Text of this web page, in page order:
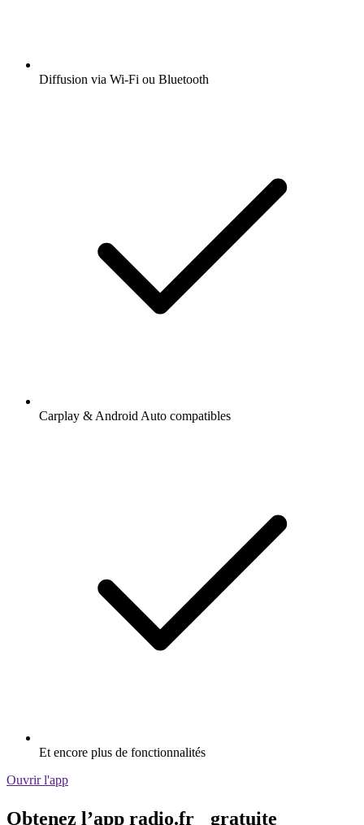
Diffusion via Wi-Fi ou Bluetooth
Carplay & Android Auto compatibles
Et encore plus de fonctionnalités
Ouvrir l'app
Obtenez l’app radio.fr gratuite